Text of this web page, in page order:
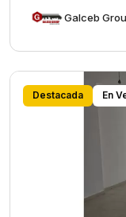
Destacada En